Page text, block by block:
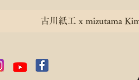
古川紙工 x mizutama